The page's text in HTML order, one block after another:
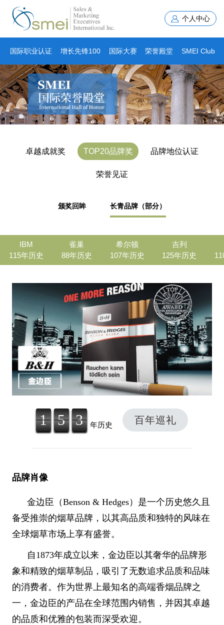
国际职业认证 增长先锋100 国际大赛 荣誉殿堂 SMEI Club
卓越成就奖 TOP20品牌奖 品牌地位认证
荣誉见证
颁奖回眸 长青品牌（部分）
IBM
115年历史
雀巢
88年历史
希尔顿
107年历史
吉列
125年历史
1 5 3 年历史 百年巡礼
品牌肖像
金边臣（Benson & Hedges）是一个历史悠久且
备受推崇的烟草品牌，以其高品质和独特的风味在
全球烟草市场上享有盛誉。
自1873年成立以来，金边臣以其奢华的品牌形
象和精致的烟草制品，吸引了无数追求品质和品味
的消费者。作为世界上最知名的高端香烟品牌之
一，金边臣的产品在全球范围内销售，并因其卓越
的品质和优雅的包装而深受欢迎。